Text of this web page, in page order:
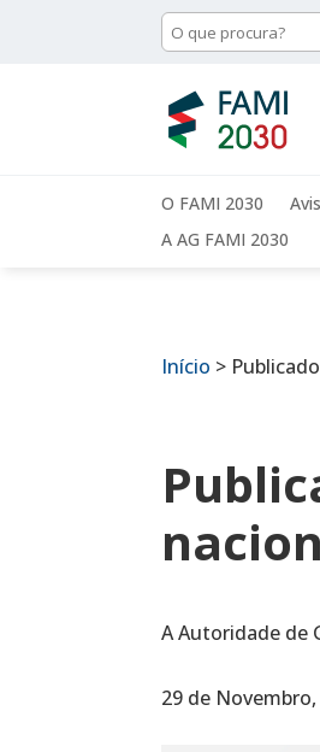
O FAMI 2030
A AG FAMI 2030
Início >
A Autoridade de
29 de